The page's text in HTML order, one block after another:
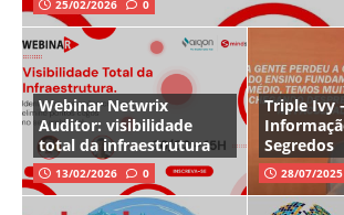
25/02/2026 0
Webinar Netwrix
Auditor: visibilidade
total da infraestrutura
13/02/2026 0
Triple Ivy
Segredos
28/07/2025